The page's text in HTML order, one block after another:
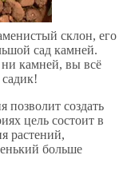
склон, его
сад камней.
ни камней, вы всё
позволит создать
цель состоит в
растений,
больше